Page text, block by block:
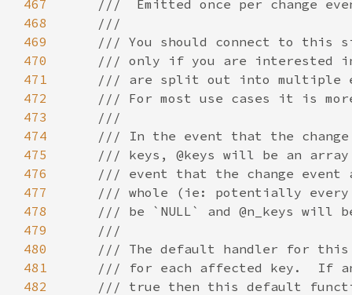
467
468
469
470
471
472
473
474
475
476
477
478
479
480
481
482